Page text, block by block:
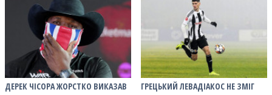
ДЕРЕК ЧІСОРА ЖОРСТКО ВИКАЗАВ
ГРЕЦЬКИЙ ЛЕВАДІАКОС НЕ ЗМІГ